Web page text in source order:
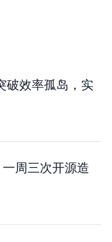
破效率孤岛，实
周三次开源造